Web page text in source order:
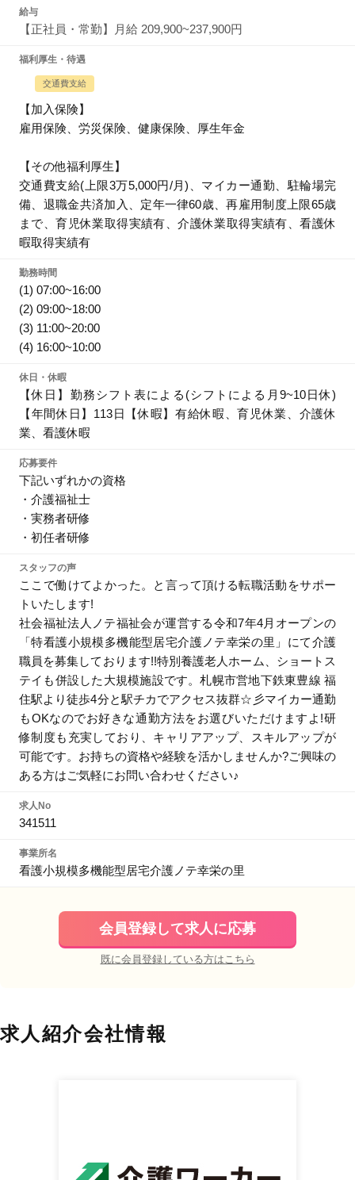
給与
【正社員・常勤】月給 209,900~237,900円
福利厚生・待遇
交通費支給
【加入保険】
雇用保険、労災保険、健康保険、厚生年金
【その他福利厚生】
交通費支給(上限3万5,000円/月)、マイカー通勤、駐輪場完
備、退職金共済加入、定年一律60歳、再雇用制度上限65歳
まで、育児休業取得実績有、介護休業取得実績有、看護休
暇取得実績有
勤務時間
(1) 07:00~16:00
(2) 09:00~18:00
(3) 11:00~20:00
(4) 16:00~10:00
休日・休暇
【休日】勤務シフト表による(シフトによる月9~10日休)
【年間休日】113日【休暇】有給休暇、育児休業、介護休
業、看護休暇
応募要件
下記いずれかの資格
・介護福祉士
・実務者研修
・初任者研修
スタッフの声
ここで働けてよかった。と言って頂ける転職活動をサポー
トいたします!
社会福祉法人ノテ福祉会が運営する令和7年4月オープンの
「特看護小規模多機能型居宅介護ノテ幸栄の里」にて介護
職員を募集しております!!特別養護老人ホーム、ショートス
テイも併設した大規模施設です。札幌市営地下鉄東豊線 福
住駅より徒歩4分と駅チカでアクセス抜群☆彡マイカー通勤
もOKなのでお好きな通勤方法をお選びいただけますよ!研
修制度も充実しており、キャリアアップ、スキルアップが
可能です。お持ちの資格や経験を活かしませんか?ご興味の
ある方はご気軽にお問い合わせください♪
求人No
341511
事業所名
看護小規模多機能型居宅介護ノテ幸栄の里
会員登録して求人に応募
既に会員登録している方はこちら
求人紹介会社情報